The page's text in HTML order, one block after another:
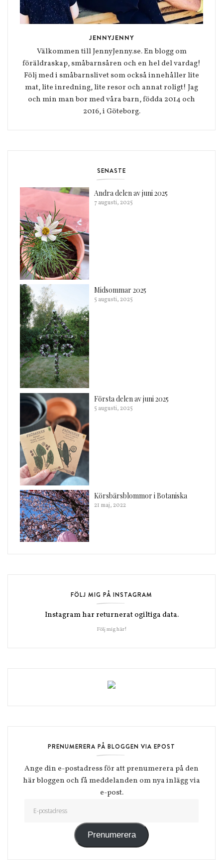
JENNYJENNY
Välkommen till JennyJenny.se. En blogg om
föräldraskap, småbarnsåren och en hel del vardag!
Följ med i småbarnslivet som också innehåller lite
mat, lite inredning, lite resor och annat roligt! Jag
och min man bor med våra barn, födda 2014 och
2016, i Göteborg.
SENASTE
Andra delen av juni 2025
7 augusti, 2025
Midsommar 2025
5 augusti, 2025
Första delen av juni 2025
5 augusti, 2025
Körsbärsblommor i Botaniska
21 maj, 2022
FÖLJ MIG PÅ INSTAGRAM
Instagram har returnerat ogiltiga data.
Följ mig här!
PRENUMERERA PÅ BLOGGEN VIA EPOST
Ange din e-postadress för att prenumerera på den
här bloggen och få meddelanden om nya inlägg via
e-post.
Prenumerera